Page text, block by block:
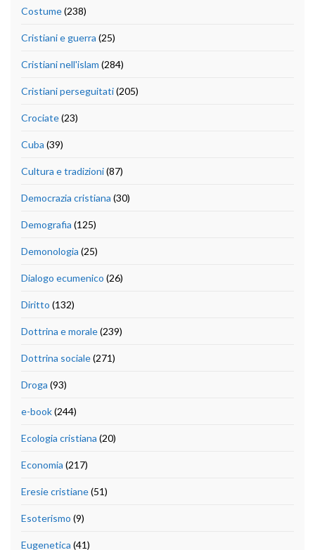
Costume(238)
Cristiani e guerra (25)
Cristiani nell'islam (284)
Cristiani perseguitati(205)
Crociate(23)
Cuba (39)
Cultura e tradizioni(87)
Democrazia cristiana (30)
Demografia (125)
Demonologia (25)
Dialogo ecumenico (26)
Diritto (132)
Dottrina e morale(239)
Dottrina sociale(271)
Droga (93)
e-book(244)
Ecologia cristiana (20)
Economia (217)
Eresie cristiane(51)
Esoterismo (9)
Eugenetica (41)